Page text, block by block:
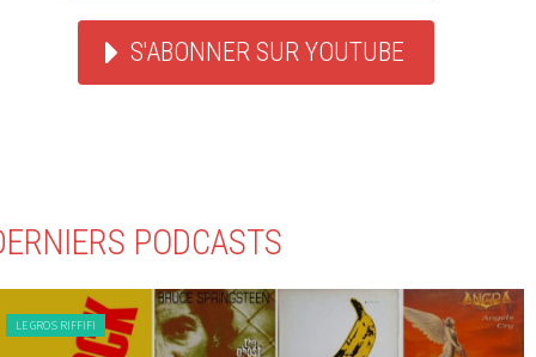
S'ABONNER SUR YOUTUBE
PODCASTS
LE GROS RIFFIFI